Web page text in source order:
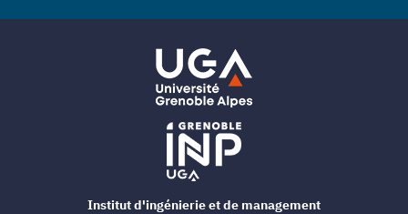
Institut d'ingénierie et de management